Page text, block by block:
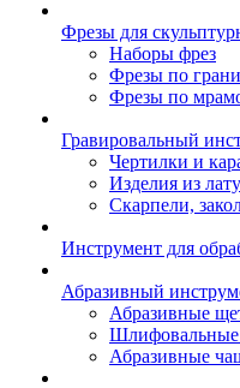
Фрезы для
Наборы фрез
Фрезы по
Фрезы по
Гравировальный
Чертилки и
Изделия из
Скарпели,
Инструмент для
Абразивный
Абразивные
Шлифовальные
Абразивные